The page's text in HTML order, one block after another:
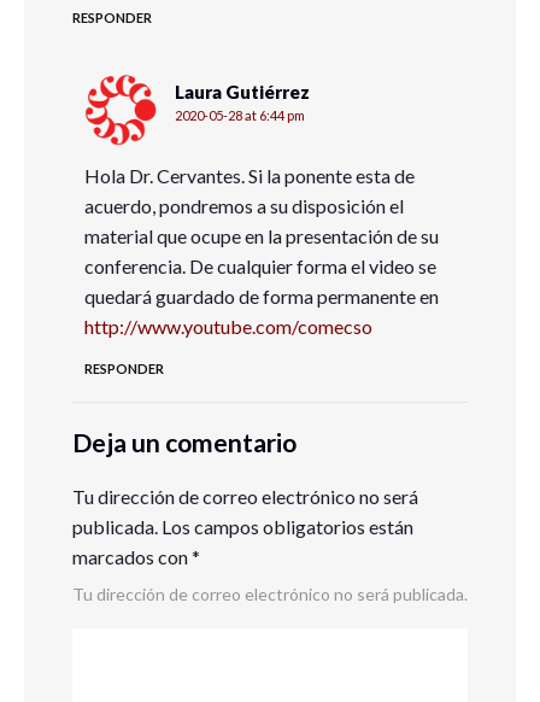
RESPONDER
Laura Gutiérrez
2020-05-28 at 6:44 pm
Hola Dr. Cervantes. Si la ponente esta de
acuerdo, pondremos a su disposición el
material que ocupe en la presentación de su
conferencia. De cualquier forma el video se
quedará guardado de forma permanente en
http://www.youtube.com/comecso
RESPONDER
Deja un comentario
Tu dirección de correo electrónico no será
publicada. Los campos obligatorios están
marcados con*
Tu dirección de correo electrónico no será publicada.